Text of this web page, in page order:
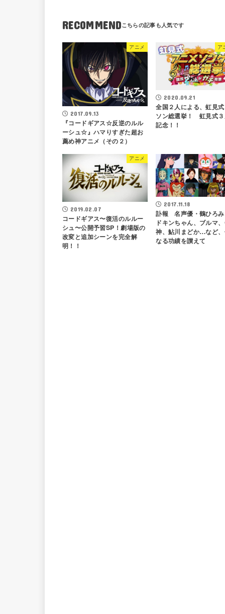
RECOMMEND
アニメ
2017.09.13
『コードギアス☆反逆のルル
ーシュ☆』ハマりすぎた超お
薦め神アニメ（その２）
ア
2020.09.21
全国２人による、虹見
ソン総選挙！ 虹見式
記念！！
アニメ
2019.02.07
コードギアス〜復活のルルー
シュ〜公開予習SP！劇場版の
改変と追加シーンを完全解
明！！
2017.11.18
訃報 名声優・鶴ひろ
ドキンちゃん、ブルマ
神、鮎川まどか…など
なる功績を讃えて